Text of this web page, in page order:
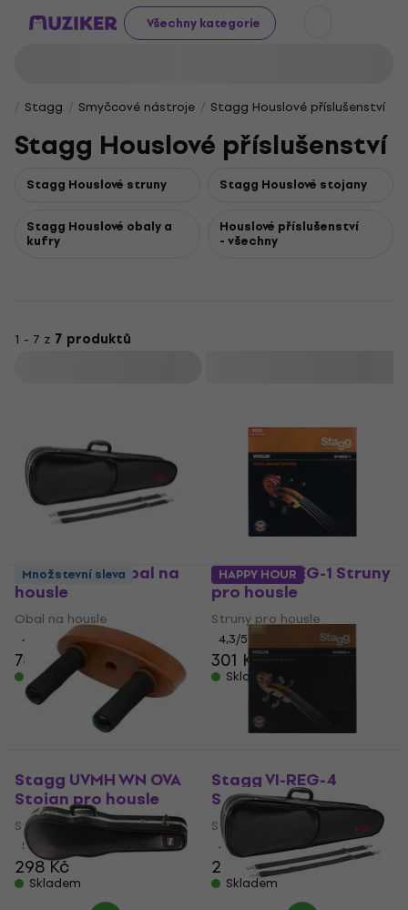
Všechny kategorie
Stagg Smyčcové nástroje Stagg Houslové příslušenství
Stagg Houslové příslušenství
Stagg Houslové struny Stagg Houslové stojany
Stagg Houslové obaly a
kufry
Houslové příslušenství
- všechny
1 - 7 z 7 produktů
Stagg HVB4 Obal na
housle
Obal na housle
4,4
784 Kč 802 Kč
Skladem
Stagg VI-REG-1 Struny
pro housle
Struny pro housle
4,3/5
301 Kč
Skladem
Množstevní sleva
Stagg UVMH WN OVA
Stojan pro housle
Stojan pro housle
5/5
298 Kč
Skladem
HAPPY HOUR
Stagg VI-REG-4
Struny pro housle
Struny pro housle
4,6
296 Kč299 Kč
Skladem